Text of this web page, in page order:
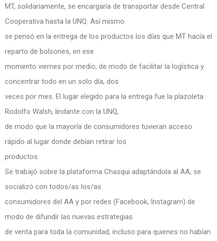
MT, solidariamente, se encargaría de transportar desde Central
Cooperativa hasta la UNQ. Así mismo
se pensó en la entrega de los productos los días que MT hacía el
reparto de bolsones, en ese
momento viernes por medio, de modo de facilitar la logística y
concentrar todo en un solo día, dos
veces por mes. El lugar elegido para la entrega fue la plazoleta
Rodolfo Walsh, lindante con la UNQ,
de modo que la mayoría de consumidores tuvieran acceso
rápido al lugar donde debían retirar los
productos.
Se trabajó sobre la plataforma Chasqui adaptándola al AA, se
socializó con todos/as los/as
consumidores del AA y por redes (Facebook, Instagram) de
modo de difundir las nuevas estrategias
de venta para toda la comunidad, incluso para quienes no habían